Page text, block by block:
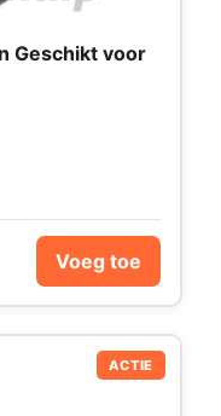
Geschikt voor
Voeg toe
ACTIE